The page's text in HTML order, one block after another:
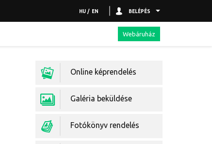
HU / EN BELÉPÉS
Webáruház
Online képrendelés
Galéria beküldése
Fotókönyv rendelés